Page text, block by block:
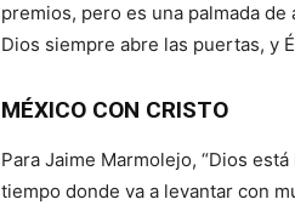
premios, pero es una palmada de
Dios siempre abre las puertas, y
MÉXICO CON CRISTO
Para Jaime Marmolejo, “Dios
tiempo donde va a levantar con